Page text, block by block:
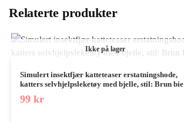
Relaterte produkter
Ikke på lager
Simulert insektfjær katteteaser erstatningshode,
katters selvhjelpsleketøy med bjelle, stil: Brun bie
99 kr